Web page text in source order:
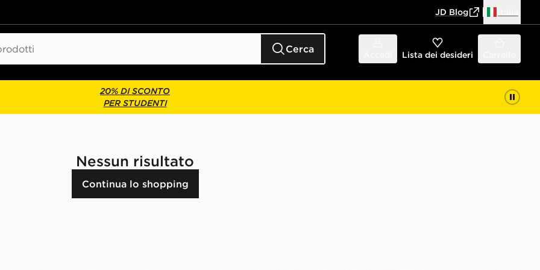
JD Blog
Cerca Lista dei desideri
20% DI SCONTO
PER STUDENTI
Nessun risultato
Continua lo shopping